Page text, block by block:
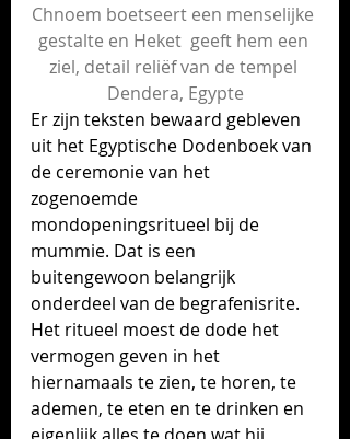
Chnoem boetseert een menselijke
gestalte en Heket  geeft hem een
ziel, detail reliëf van de tempel
Dendera, Egypte
Er zijn teksten bewaard gebleven
uit het Egyptische Dodenboek van
de ceremonie van het
zogenoemde
mondopeningsritueel bij de
mummie. Dat is een
buitengewoon belangrijk
onderdeel van de begrafenisrite.
Het ritueel moest de dode het
vermogen geven in het
hiernamaals te zien, te horen, te
ademen, te eten en te drinken en